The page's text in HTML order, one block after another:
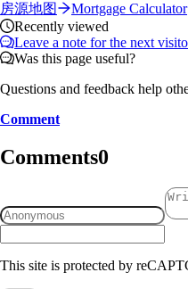
房源地图
Mortgage Calculator
Recently viewed
Leave a note for the next
Was this page useful?
Questions and feedback help
Comment
Comments0
This site is protected by